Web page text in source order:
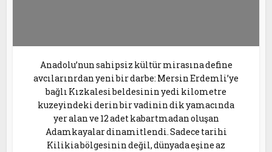
Anadolu’nun sahipsiz kültür mirasına define
avcılarınrdan yeni bir darbe: Mersin Erdemli’ye
bağlı Kızkalesi beldesinin yedi kilometre
kuzeyindeki derin bir vadinin dik yamacında
yer alan ve 12 adet kabartmadan oluşan
Adamkayalar dinamitlendi. Sadece tarihi
Kilikia bölgesinin değil, dünyada eşine az